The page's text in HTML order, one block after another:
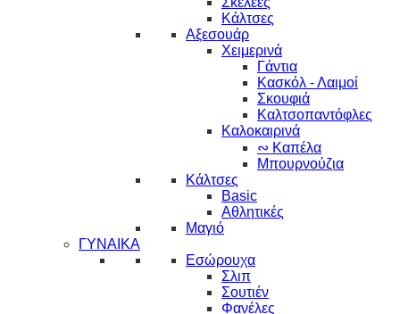
Κάλτσες
Αξεσουάρ
Χειμερινά
Γάντια
Κασκόλ - Λαιμοί
Σκουφιά
Καλτσοπαντόφλες
Καλοκαιρινά
∾ Καπέλα
Μπουρνούζια
Κάλτσες
Basic
Αθλητικές
Μαγιό
ΓΥΝΑΙΚΑ
Εσώρουχα
Σλιπ
Σουτιέν
Φανέλες